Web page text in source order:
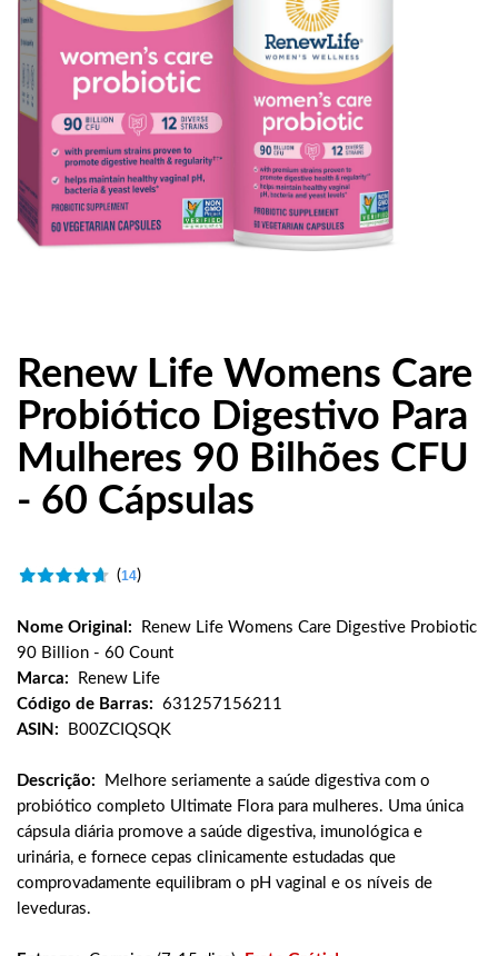
Renew Life Womens Care
Probiótico Digestivo Para
Mulheres 90 Bilhões CFU
- 60 Cápsulas
(14)
Nome Original:
Renew Life Womens Care Digestive Probiotic
90 Billion - 60 Count
Marca:
Renew Life
Código de Barras: 631257156211
ASIN:
B00ZCIQSQK
Descrição:
Melhore seriamente a saúde digestiva com o
probiótico completo Ultimate Flora para mulheres. Uma única
cápsula diária promove a saúde digestiva, imunológica e
urinária, e fornece cepas clinicamente estudadas que
comprovadamente equilibram o pH vaginal e os níveis de
leveduras.